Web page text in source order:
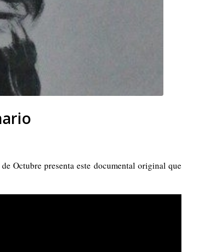
Octubre presenta este documental original que